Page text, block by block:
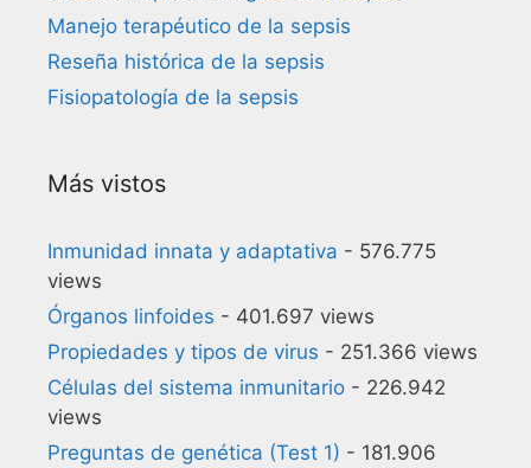
Manejo terapéutico de la sepsis
Reseña histórica de la sepsis
Fisiopatología de la sepsis
Más vistos
Inmunidad innata y adaptativa - 576.775
views
Órganos linfoides - 401.697 views
Propiedades y tipos de virus - 251.366 views
Células del sistema inmunitario - 226.942
views
Preguntas de genética (Test 1) - 181.906